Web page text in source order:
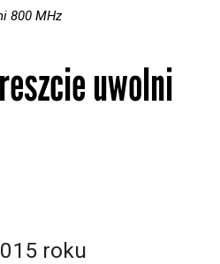
800 MHz
uwolni
roku